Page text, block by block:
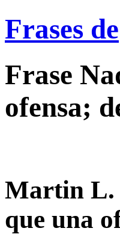
Frases de
Frase
ofensa;
Martin L.
que una